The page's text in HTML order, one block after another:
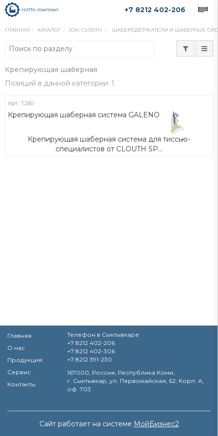
+7 8212 402-206
ГЛАВНАЯ КАТАЛОГ JOH. CLOUTH ШАБЕРОДЕРЖАТЕЛИ И ШАБЕРНЫЕ
Крепирующая шаберная
Позиций в данной категории: 1
Арт.: Т260
Крепирующая шаберная система GALENO
Крепирующая шаберная система для тиссью-
специалистов от CLOUTH SP...
Главная
О нас
Продукция
Сервис
Контакты
Телефон в Сыктывкаре
+7 8212 402-206
+7 8212 402-306
+7 8212 391-230
167000, Россия, Республика Коми,
г. Сыктывкар, ул. Первомайская, 62, Корп. А,
оф. 703
Сайт работает на системе МойБизнес2